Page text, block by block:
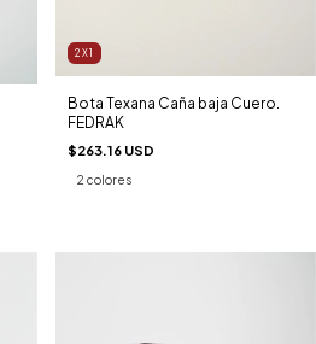
2X1
Bota Texana Caña baja Cuero.
FEDRAK
$263.16 USD
2 colores